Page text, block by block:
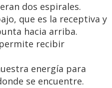
dos espirales.
que es la receptiva y
hacia arriba.
recibir
energía para
se encuentre.